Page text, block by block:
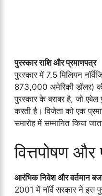
पुरस्कार राशि और प्रमाणपत्र
पुरस्कार में 7.5 मिलियन
873,000 अमेरिकी डॉलर)
पुरस्कार के बराबर है, जो एबेल
करती है। विजेता को एक
समारोह में सम्मानित किया
वित्तपोषण
आरंभिक निवेश और वर्तमान
2001 में नॉर्वे सरकार ने इस